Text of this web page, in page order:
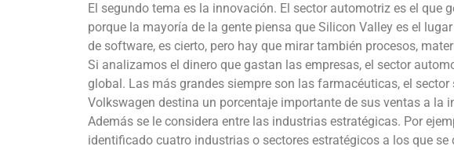
El segundo tema es la innovación. El sector automotriz es el que
porque la mayoría de la gente piensa que Silicon Valley es el
de software, es cierto, pero hay que mirar también procesos,
Si analizamos el dinero que gastan las empresas, el sector
global. Las más grandes siempre son las farmacéuticas, el
Volkswagen destina un porcentaje importante de sus ventas a la
Además se le considera entre las industrias estratégicas. Por
identificado cuatro industrias o sectores estratégicos a los que